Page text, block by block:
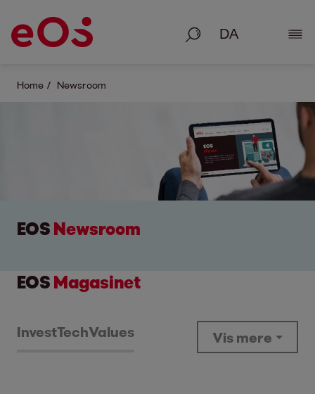
Søg på Vis
Home Newsroom
EOS Newsroom
EOS Magasinet
InvestTechValues Vis mere